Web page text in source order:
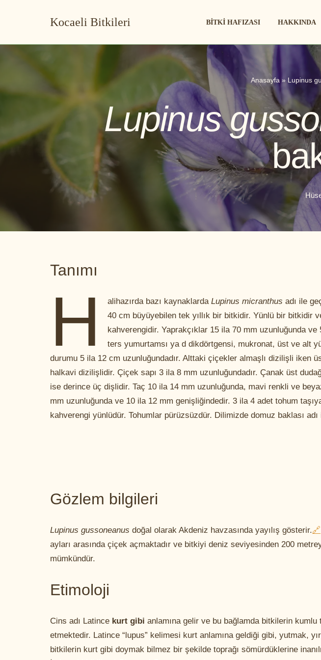
geç
Kocaeli Bitkileri BITKI HAFIZASI HAKKINDA
Anasayfa » Lupinus
Lupinus
Tanımı
H alihazırda bazı kaynaklardaLupinus micranthus adı ile
40 cm büyüyebilen tek yıllık bir bitkidir. Yünlü bir bitkidir
kahverengidir. Yaprakçıklar 15 ila 70 mm uzunluğunda
ters yumurtamsı ya d dikdörtgensi, mukronat, üst ve alt
durumu 5 ila 12 cm uzunluğundadır. Alttaki çiçekler almaşlı dizilişli iken
halkavi dizilişlidir. Çiçek sapı 3 ila 8 mm uzunluğundadır. Çanak üst
ise derince üç dişlidir. Taç 10 ila 14 mm uzunluğunda, mavi renkli ve
mm uzunluğunda ve 10 ila 12 mm genişliğindedir. 3 ila 4 adet tohum
kahverengi yünlüdür. Tohumlar pürüzsüzdür. Dilimizde domuz baklası
Gözlem bilgileri
Lupinus gussoneanus doğal olarak Akdeniz havzasında yayılış gösterir.🔗
ayları arasında çiçek açmaktadır ve bitkiyi deniz seviyesinden 200
mümkündür.
Etimoloji
Cins adı Latince kurt gibi anlamına gelir ve bu bağlamda bitkilerin
etmektedir. Latince “lupus” kelimesi kurt anlamına geldiği gibi, yutmak,
bitkilerin kurt gibi doymak bilmez bir şekilde toprağı sömürdüklerine